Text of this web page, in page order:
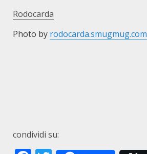
Rodocarda
Photo by rodocarda.smugmug.com
condividi su: